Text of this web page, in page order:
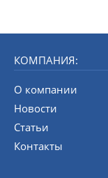
КОМПАНИЯ:
О компании
Новости
Статьи
Контакты